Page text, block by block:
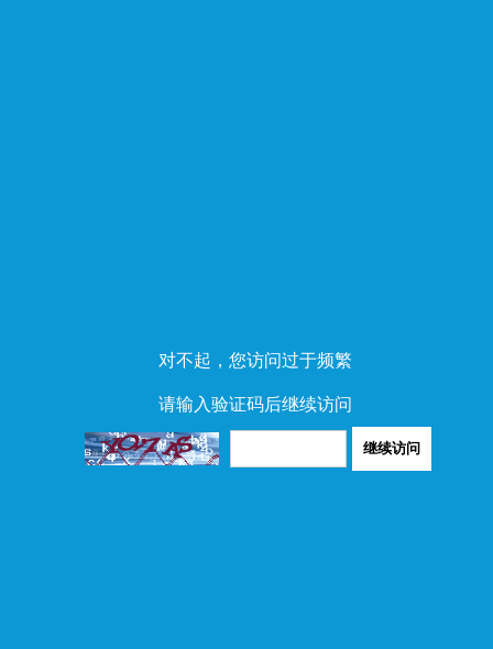
对不起，您访问过于频繁
请输入验证码后继续访问
继续访问